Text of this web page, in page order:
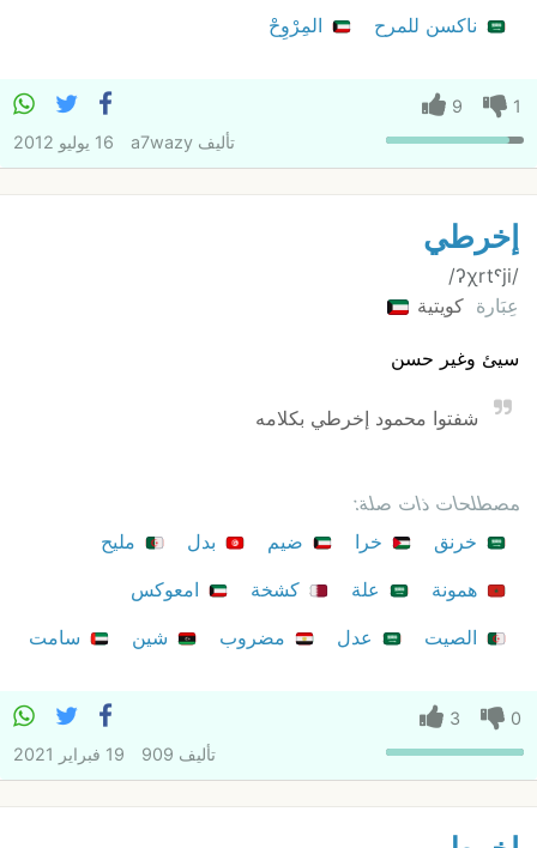
ناكسن للمرح
المِرْوِحْ
1
9
تأليفa7wazy 16 يوليو 2012
إخرطي
/ʔχrtˤji/
عِبَارة كويتية
سيئ وغير حسن
شفتوا محمود إخرطي بكلامه
مصطلحات ذات صلة:
خرنق
خرا ضيم بدل
مليح
همونة
علة كشخة
امعوكس
الصيت
عدل مضروب شين سامت
0
3
تأليف 909 19 فبراير 2021